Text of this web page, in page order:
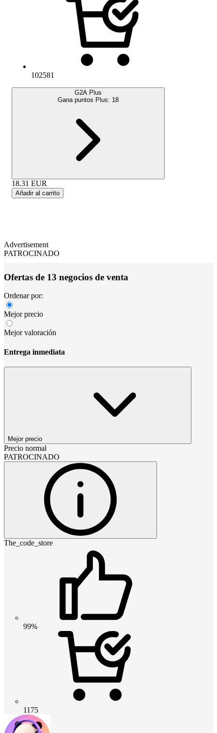
102581
G2A Plus
Gana puntos Plus: 18
18.31 EUR
Añadir al carrito
Advertisement
PATROCINADO
Ofertas de 13 negocios de venta
Ordenar por:
Mejor precio
Mejor valoración
Entrega inmediata
Mejor precio
Precio normal
PATROCINADO
The_code_store
99%
1175